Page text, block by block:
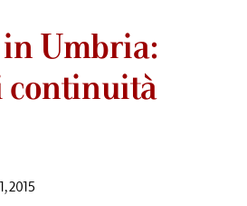
Umbria:
continuità
2015